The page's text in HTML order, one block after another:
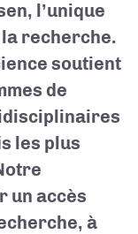
l’unique
recherche.
soutient
de
les plus
un accès
à